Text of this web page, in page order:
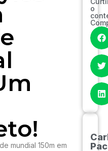
mundial 150m em
o